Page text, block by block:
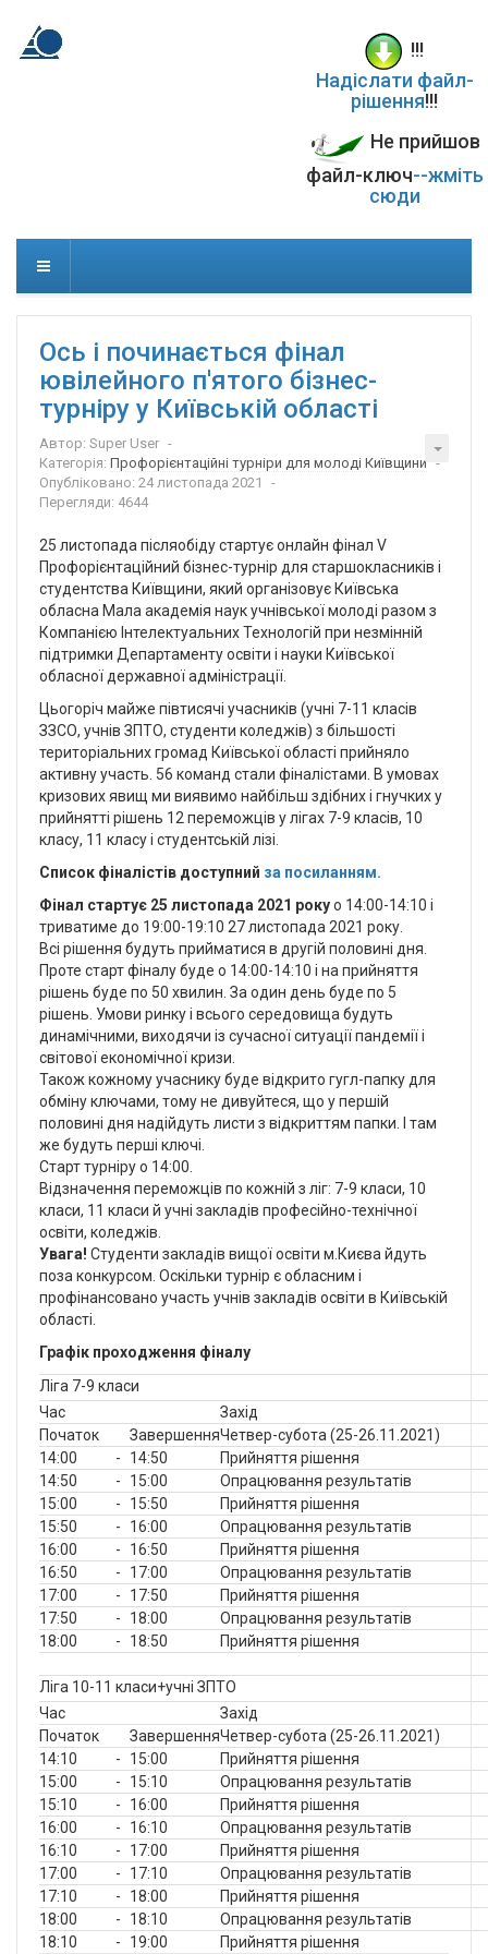
!!!
Надіслати файл-
рішення!!!
Не прийшов
файл-ключ--жміть
сюди
Ось і починається фінал
ювілейного п'ятого бізнес-
турніру у Київській області
Автор: Super User
Категорія: Профорієнтаційні турніри для молоді Київщини
Опубліковано: 24 листопада 2021
Перегляди: 4644
25 листопада післяобіду стартує онлайн фінал V
Профорієнтаційний бізнес-турнір для старшокласників і
студентства Київщини, який організовує Київська
обласна Мала академія наук учнівської молоді разом з
Компанією Інтелектуальних Технологій при незмінній
підтримки Департаменту освіти і науки Київської
обласної державної адміністрації.
Цьогоріч майже півтисячі учасників (учні 7-11 класів
ЗЗСО, учнів ЗПТО, студенти коледжів) з більшості
територіальних громад Київської області прийняло
активну участь. 56 команд стали фіналістами. В умовах
кризових явищ ми виявимо найбільш здібних і гнучких у
прийнятті рішень 12 переможців у лігах 7-9 класів, 10
класу, 11 класу і студентській лізі.
Список фіналістів доступний за посиланням.
Фінал стартує 25 листопада 2021 рокуо 14:00-14:10 і
триватиме до 19:00-19:10 27 листопада 2021 року.
Всі рішення будуть прийматися в другій половині дня.
Проте старт фіналу буде о 14:00-14:10 і на прийняття
рішень буде по 50 хвилин. За один день буде по 5
рішень. Умови ринку і всього середовища будуть
динамічними, виходячи із сучасної ситуації пандемії і
світової економічної кризи.
Також кожному учаснику буде відкрито гугл-папку для
обміну ключами, тому не дивуйтеся, що у першій
половині дня надійдуть листи з відкриттям папки. І там
же будуть перші ключі.
Старт турніру о 14:00.
Відзначення переможців по кожній з ліг: 7-9 класи, 10
класи, 11 класи й учні закладів професійно-технічної
освіти, коледжів.
Увага! Студенти закладів вищої освіти м.Києва йдуть
поза конкурсом. Оскільки турнір є обласним і
профінансовано участь учнів закладів освіти в Київській
області.
Графік проходження фіналу
Ліга 7-9 класи
Час
Захід
Початок
ЗавершенняЧетвер-субота (25-26.11.2021)
14:00
- 14:50
Прийняття рішення
14:50
- 15:00
Опрацювання результатів
15:00
- 15:50
Прийняття рішення
15:50
- 16:00
Опрацювання результатів
16:00
- 16:50
Прийняття рішення
16:50
- 17:00
Опрацювання результатів
17:00
- 17:50
Прийняття рішення
17:50
- 18:00
Опрацювання результатів
18:00
- 18:50 Прийняття рішення
Ліга 10-11 класи+учні ЗПТО
Час
Захід
Початок
ЗавершенняЧетвер-субота (25-26.11.2021)
14:10
- 15:00
Прийняття рішення
15:00
- 15:10
Опрацювання результатів
15:10
- 16:00
Прийняття рішення
16:00
- 16:10
Опрацювання результатів
16:10
- 17:00
Прийняття рішення
17:00
- 17:10
Опрацювання результатів
17:10
- 18:00
Прийняття рішення
18:00
- 18:10
Опрацювання результатів
18:10
- 19:00 Прийняття рішення